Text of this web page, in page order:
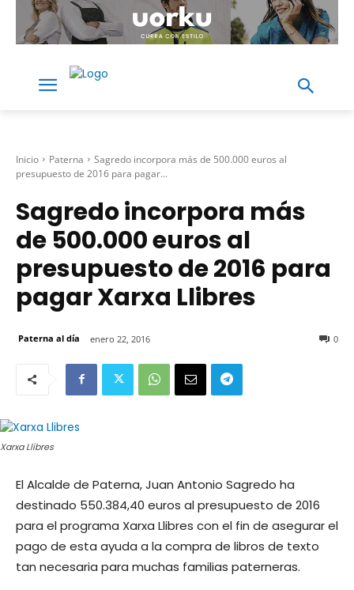
Inicio Paterna
Sagredo incorpora más de 500.000 euros al
presupuesto de 2016 para pagar...
Sagredo incorpora más
de 500.000 euros al
presupuesto de 2016 para
pagar Xarxa Llibres
Paterna al día enero 22, 2016 0
Xarxa Llibres
El Alcalde de Paterna, Juan Antonio Sagredo ha
destinado 550.384,40 euros al presupuesto de 2016
para el programa Xarxa Llibres con el fin de asegurar el
pago de esta ayuda a la compra de libros de texto
tan necesaria para muchas familias paterneras.